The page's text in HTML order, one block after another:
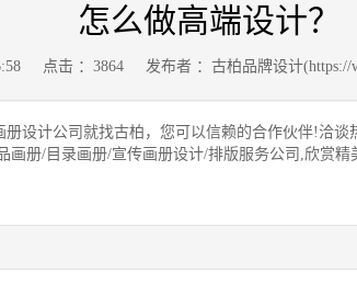
怎么做高端设计？
点击 ：3864 发布者 ：古柏品牌设计(https://
册设计公司就找古柏，您可以信赖的合作伙伴!洽谈
画册/目录画册/宣传画册设计/排版服务公司,欣赏